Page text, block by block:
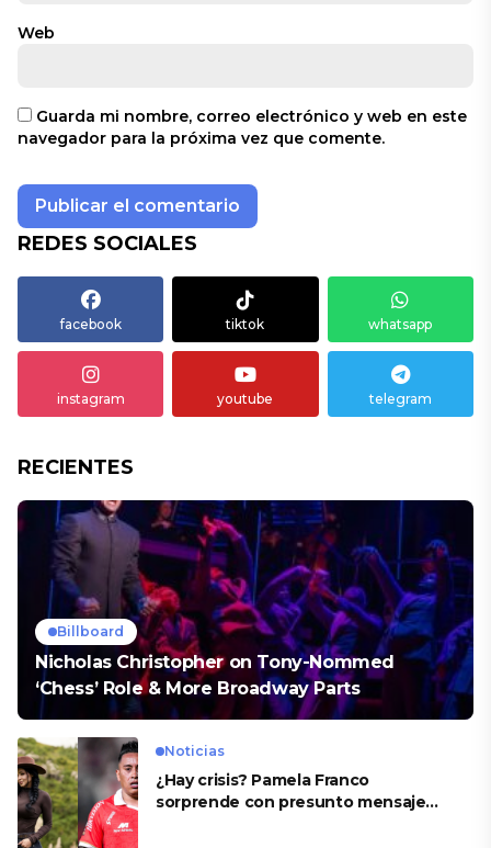
Web
Guarda mi nombre, correo electrónico y web en este
navegador para la próxima vez que comente.
REDES SOCIALES
facebook tiktok whatsapp
instagram youtube telegram
RECIENTES
Billboard
Nicholas Christopher on Tony-Nommed
‘Chess’ Role & More Broadway Parts
Noticias
¿Hay crisis? Pamela Franco
sorprende con presunto mensaje